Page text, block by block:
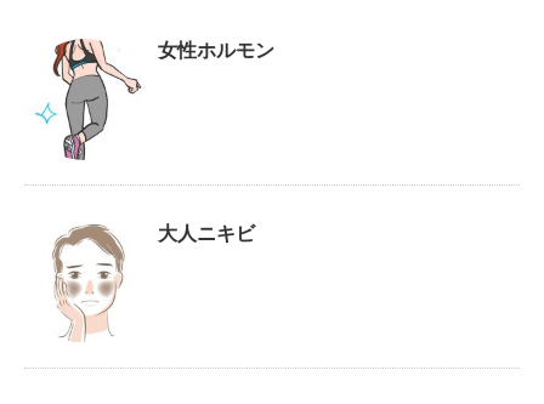
女性ホルモン
大人ニキビ